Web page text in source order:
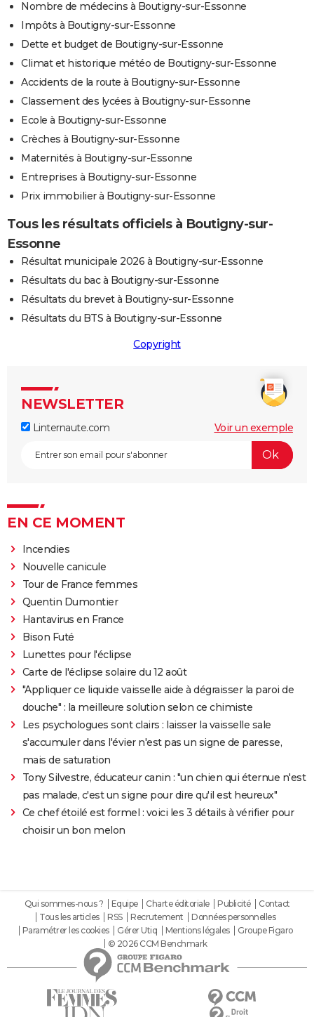
Nombre de médecins à Boutigny-sur-Essonne
Impôts à Boutigny-sur-Essonne
Dette et budget de Boutigny-sur-Essonne
Climat et historique météo de Boutigny-sur-Essonne
Accidents de la route à Boutigny-sur-Essonne
Classement des lycées à Boutigny-sur-Essonne
Ecole à Boutigny-sur-Essonne
Crèches à Boutigny-sur-Essonne
Maternités à Boutigny-sur-Essonne
Entreprises à Boutigny-sur-Essonne
Prix immobilier à Boutigny-sur-Essonne
Tous les résultats officiels à Boutigny-sur-
Essonne
Résultat municipale 2026 à Boutigny-sur-Essonne
Résultats du bac à Boutigny-sur-Essonne
Résultats du brevet à Boutigny-sur-Essonne
Résultats du BTS à Boutigny-sur-Essonne
Copyright
NEWSLETTER
Linternaute.com Voir un exemple
EN CE MOMENT
Incendies
Nouvelle canicule
Tour de France femmes
Quentin Dumontier
Hantavirus en France
Bison Futé
Lunettes pour l'éclipse
Carte de l'éclipse solaire du 12 août
"Appliquer ce liquide vaisselle aide à dégraisser la paroi de
douche" : la meilleure solution selon ce chimiste
Les psychologues sont clairs : laisser la vaisselle sale
s'accumuler dans l'évier n'est pas un signe de paresse,
mais de saturation
Tony Silvestre, éducateur canin : "un chien qui éternue n'est
pas malade, c'est un signe pour dire qu'il est heureux"
Ce chef étoilé est formel : voici les 3 détails à vérifier pour
choisir un bon melon
Qui sommes-nous ? Equipe Charte éditoriale Publicité
Contact
Tous les articles
RSS Recrutement
Données personnelles
Paramétrer les cookies
Gérer Utiq Mentions légales
Groupe Figaro
© 2026 CCM Benchmark